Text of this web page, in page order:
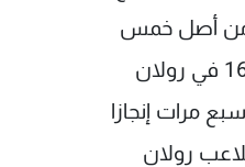
من أصل خمس
مواجهات جمعت بينهما، مع العلم بأن نيشيكوري أول لاعب ياباني يتخطى دور الـ16 في رولان
سبع مرات إنجازا
الكبرى، حين احرز اليوم فوزه الـ 56 على ملاعب رولان